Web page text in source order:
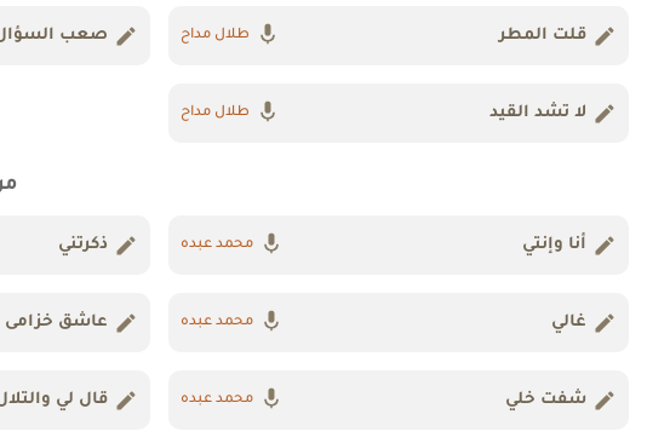
قلت المطر طلال مداح صعب
لا تشد القيد طلال مداح
أنا وإنتي محمد عبده ذكرتني
غالي محمد عبده عاشق خزامى
شفت خلي محمد عبده قال لي